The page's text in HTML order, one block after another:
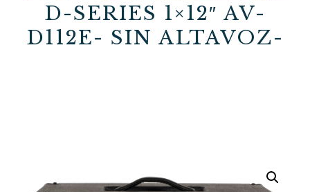
D-SERIES 1×12″ AV-
D112E- SIN ALTAVOZ-